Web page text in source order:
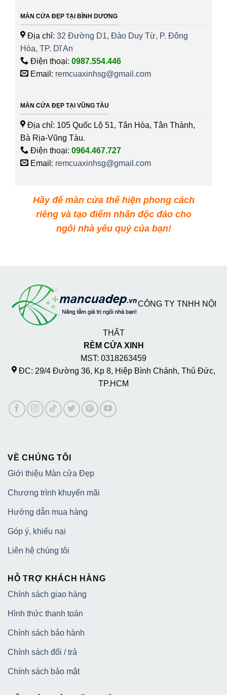
MÀN CỬA ĐẸP TẠI BÌNH DƯƠNG
Địa chỉ: 32 Đường D1, Đào Duy Từ, P. Đông
Hòa, TP. Dĩ An
Điện thoại: 0987.554.446
Email: remcuaxinhsg@gmail.com
MÀN CỬA ĐẸP TẠI VŨNG TÀU
Địa chỉ: 105 Quốc Lộ 51, Tân Hòa, Tân Thành,
Bà Rịa-Vũng Tàu.
Điện thoại: 0964.467.727
Email: remcuaxinhsg@gmail.com
Hãy để màn cửa thể hiện phong cách
riêng và tạo điểm nhấn độc đáo cho
ngôi nhà yêu quý của bạn!
CÔNG TY TNHH NỘI
THẤT
RÈM CỬA XINH
MST: 0318263459
ĐC: 29/4 Đường 36, Kp 8, Hiệp Bình Chánh, Thủ Đức,
TP.HCM
VỀ CHÚNG TÔI
Giới thiệu Màn cửa Đẹp
Chương trình khuyến mãi
Hướng dẫn mua hàng
Góp ý, khiếu nại
Liên hệ chúng tôi
HỖ TRỢ KHÁCH HÀNG
Chính sách giao hàng
Hình thức thanh toán
Chính sách bảo hành
Chính sách đổi / trả
Chính sách bảo mật